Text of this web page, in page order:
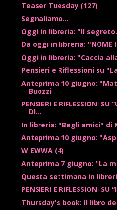
Teaser Tuesday (127)
Segnaliamo...
Oggi in libreria: "Il
Da oggi in libreria: "NOME
Oggi in libreria: "Caccia
Pensieri e Riflessioni su
Anteprima 10 giugno:
Buozzi
PENSIERI E RIFLESSIONI SU
DI...
In libreria: "Begli amici" di
Anteprima 10 giugno:
W EWWA (4)
Anteprima 7 giugno: "La
Questa settimana in
PENSIERI E RIFLESSIONI SU
Thursday's book: Il libro